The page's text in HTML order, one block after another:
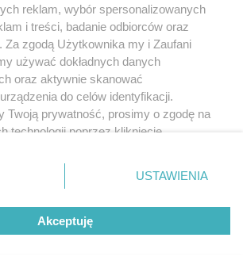
reklam, wybór spersonalizowanych
i treści, badanie odbiorców oraz
Za zgodą Użytkownika my i Zaufani
używać dokładnych danych
oraz aktywnie skanować
do celów identyfikacji.
Twoją prywatność, prosimy o zgodę na
technologii poprzez kliknięcie
klikając przycisk ustawień prywatności
lewym dolnym rogu strony
danych nie wymagają zgody
masz prawo sprzeciwić się takiemu
będą miały zastosowanie tylko
USTAWIENIA
Akceptuję